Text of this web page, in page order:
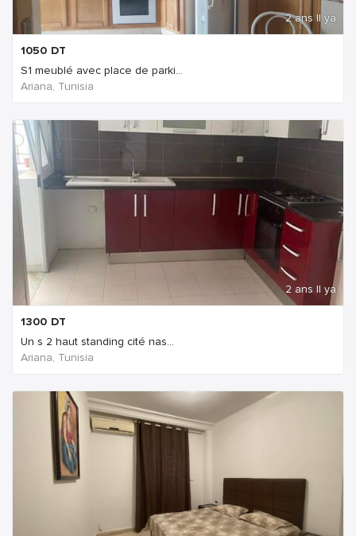
2 ans Il ya
1050 DT
S1 meublé avec place de parki...
Ariana, Tunisia
2 ans Il ya
1300 DT
Un s 2 haut standing cité nas...
Ariana, Tunisia